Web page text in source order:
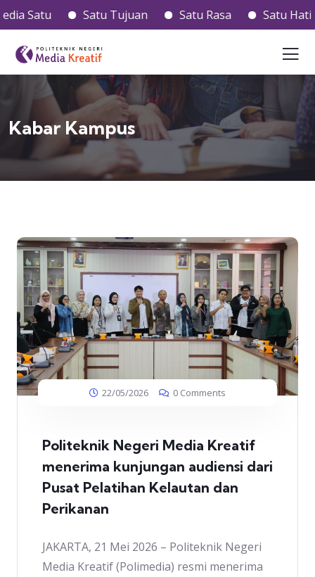
Satu Tujuan Satu Rasa Satu Hati
Kabar Kampus
22/05/2026 0 Comments
Politeknik Negeri Media Kreatif
menerima kunjungan audiensi dari
Pusat Pelatihan Kelautan dan
Perikanan
JAKARTA, 21 Mei 2026 – Politeknik Negeri
Media Kreatif (Polimedia) resmi menerima